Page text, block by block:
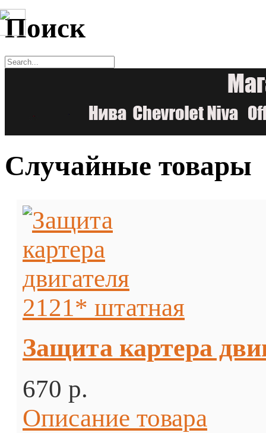
Поиск
Случайные товары
Защита картера
670 p.
Описание товара